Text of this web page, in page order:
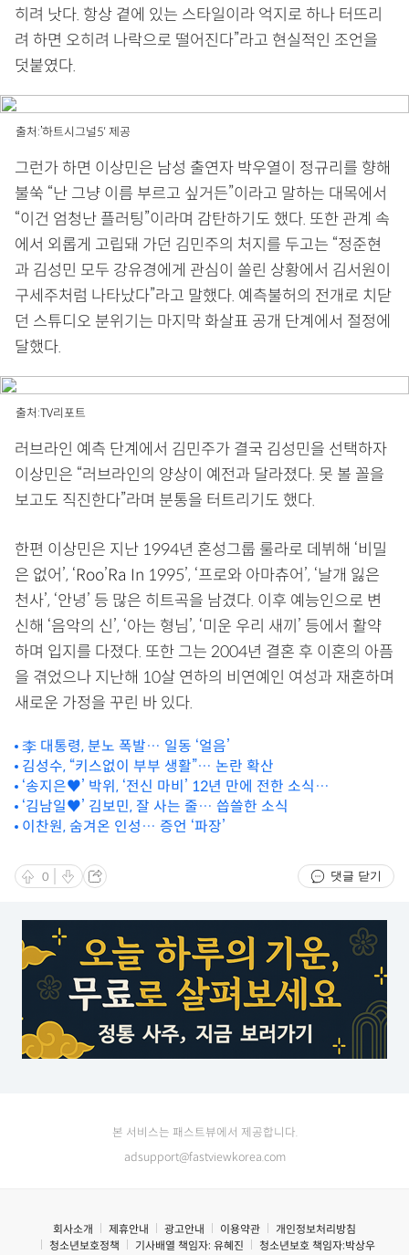
히려 낫다. 항상 곁에 있는 스타일이라 억지로 하나 터뜨리
려 하면 오히려 나락으로 떨어진다”라고 현실적인 조언을
덧붙였다.
출처:’하트시그널5′ 제공
그런가 하면 이상민은 남성 출연자 박우열이 정규리를 향해
불쑥 “난 그냥 이름 부르고 싶거든”이라고 말하는 대목에서
“이건 엄청난 플러팅”이라며 감탄하기도 했다. 또한 관계 속
에서 외롭게 고립돼 가던 김민주의 처지를 두고는 “정준현
과 김성민 모두 강유경에게 관심이 쏠린 상황에서 김서원이
구세주처럼 나타났다”라고 말했다. 예측불허의 전개로 치닫
던 스튜디오 분위기는 마지막 화살표 공개 단계에서 절정에
달했다.
출처:TV리포트
러브라인 예측 단계에서 김민주가 결국 김성민을 선택하자
이상민은 “러브라인의 양상이 예전과 달라졌다. 못 볼 꼴을
보고도 직진한다”라며 분통을 터트리기도 했다.
한편 이상민은 지난 1994년 혼성그룹 룰라로 데뷔해 ‘비밀
은 없어’, ‘Roo’Ra In 1995’, ‘프로와 아마츄어’, ‘날개 잃은
천사’, ‘안녕’ 등 많은 히트곡을 남겼다. 이후 예능인으로 변
신해 ‘음악의 신’, ‘아는 형님’, ‘미운 우리 새끼’ 등에서 활약
하며 입지를 다졌다. 또한 그는 2004년 결혼 후 이혼의 아픔
을 겪었으나 지난해 10살 연하의 비연예인 여성과 재혼하며
새로운 가정을 꾸린 바 있다.
李 대통령, 분노 폭발… 일동 ‘얼음’
김성수, “키스없이 부부 생활”… 논란 확산
‘송지은♥’ 박위, ‘전신 마비’ 12년 만에 전한 소식…
‘김남일♥’ 김보민, 잘 사는 줄… 씁쓸한 소식
이찬원, 숨겨온 인성… 증언 ‘파장’
0 댓글 닫기
본 서비스는 패스트뷰에서 제공합니다.
adsupport@fastviewkorea.com
회사소개 제휴안내 광고안내 이용약관
개인정보처리방침
청소년보호정책
기사배열 책임자: 유혜진 청소년보호 책임자:박상우